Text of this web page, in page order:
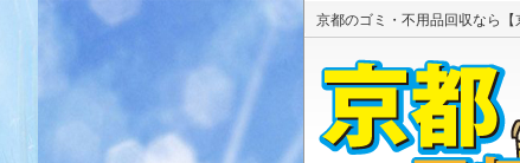
京都のゴミ・不用品回収なら【